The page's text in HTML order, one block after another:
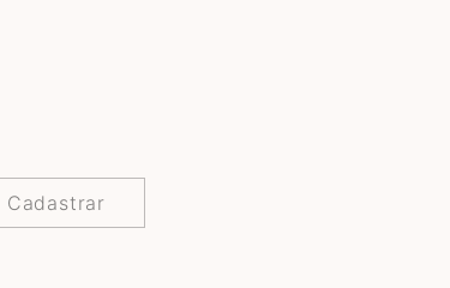
Cadastrar